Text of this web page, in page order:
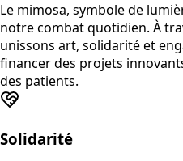
Le mimosa, symbole de
notre combat quotidien. À
unissons art, solidarité et
financer des projets
des patients.
Solidarité